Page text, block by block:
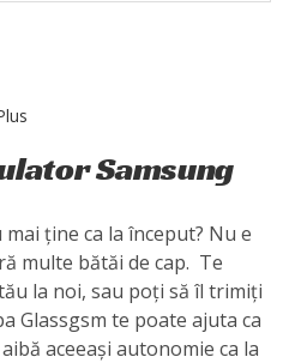
Samsung
ține ca la început? Nu e
multe bătăi de cap. Te
la noi, sau poți să îl trimiți
Glassgsm te poate ajuta ca
aceeași autonomie ca la